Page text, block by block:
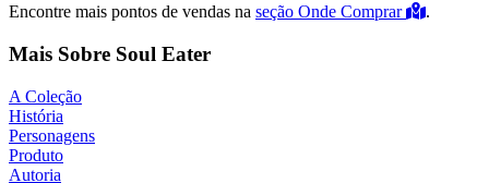
Encontre mais pontos de vendas na seção Onde Comprar .
Mais Sobre Soul Eater
A Coleção
História
Personagens
Produto
Autoria